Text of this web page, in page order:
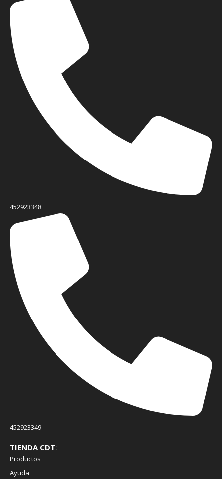
452923348
452923349
TIENDA CDT:
Productos
Ayuda